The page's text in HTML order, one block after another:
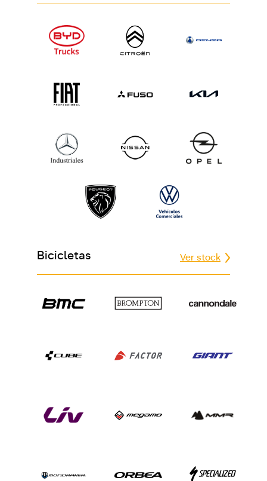
Bicicletas Ver stock